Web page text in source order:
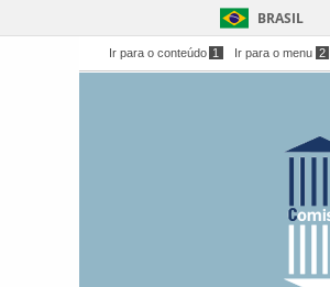
BRASIL
Ir para o conteúdo 1 Ir para o menu 2